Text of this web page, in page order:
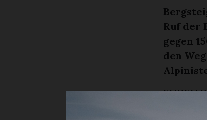
Ruf der
gegen
den
EUGEN